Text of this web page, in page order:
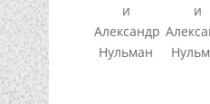
и
Александр
Нульман
и